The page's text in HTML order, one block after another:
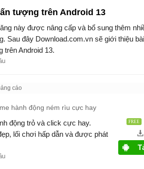
tượng trên Android 13
này được nâng cấp và bổ sung thêm
Sau đây Download.com.vn sẽ giới thiệu
trên Android 13.
hành động ném rìu cực hay
động trỏ và click cực hay.
lối chơi hấp dẫn và được phát